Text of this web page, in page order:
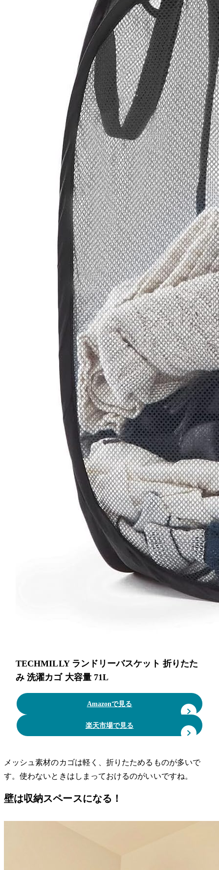
TECHMILLY ランドリーバスケット 折りたた
み 洗濯カゴ 大容量 71L
Amazonで見る
楽天市場で見る
メッシュ素材のカゴは軽く、折りたためるものが多いで
す。使わないときはしまっておけるのがいいですね。
壁は収納スペースになる！